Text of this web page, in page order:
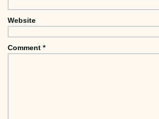
Website
Comment *